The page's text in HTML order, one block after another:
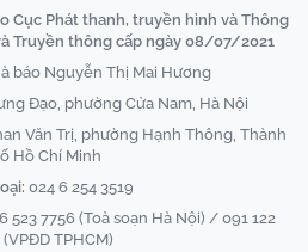
Cục Phát thanh, truyền hình và Thông
Truyền thông cấp ngày 08/07/2021
báo Nguyễn Thị Mai Hương
Đạo, phường Cửa Nam, Hà Nội
Văn Trị, phường Hạnh Thông, Thành
Hồ Chí Minh
024 6 254 3519
523 7756 (Toà soạn Hà Nội) / 091 122
(VPĐD TPHCM)